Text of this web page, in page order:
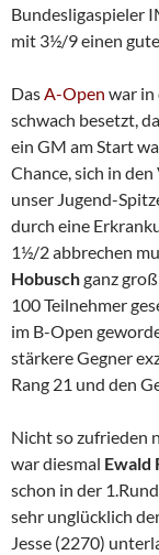
Bundesligaspieler
mit 3½/9 einen
DasA-Open war in
schwach besetzt,
ein GM am Start
Chance, sich in
unser Jugend-
durch eine
1½/2 abbrechen
Hobuschganz
100 Teilnehmer
im B-Open
stärkere Gegner
Rang 21 und den
Nicht so zufrieden
war diesmal Ewald
schon in der
sehr unglücklich
Jesse (2270)